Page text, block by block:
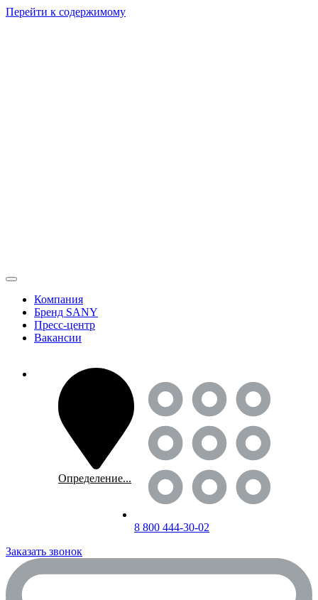
Перейти к содержимому
Компания
Бренд SANY
Пресс-центр
Вакансии
Определение...
8 800 444-30-02
Заказать звонок